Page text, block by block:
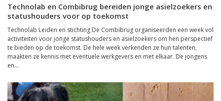
Technolab en Combibrug bereiden jonge asielzoekers en
statushouders voor op toekomst
Technolab Leiden en stichting De Combibrug organiseerden een week vol
activiteiten voor jonge statushouders en asielzoekers om hen perspectief
te bieden op de toekomst. De hele week verkenden ze hun talenten,
maakten ze kennis met eventuele werkgevers en met elkaar. De jongens
en...